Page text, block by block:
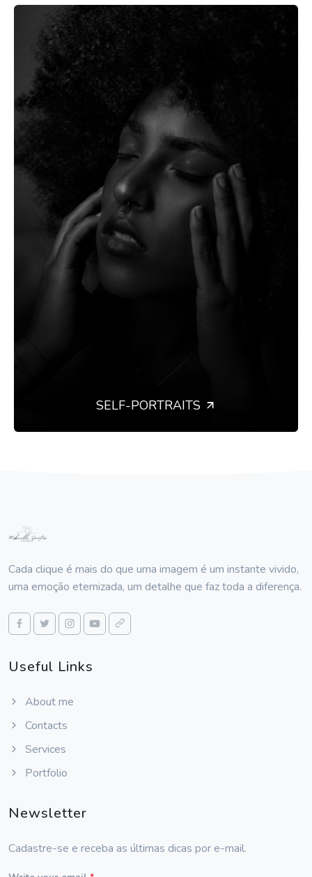
SELF-PORTRAITS
Cada clique é mais do que uma imagem é um instante vivido,
uma emoção eternizada, um detalhe que faz toda a diferença.
Useful Links
About me
Contacts
Services
Portfolio
Newsletter
Cadastre-se e receba as últimas dicas por e-mail.